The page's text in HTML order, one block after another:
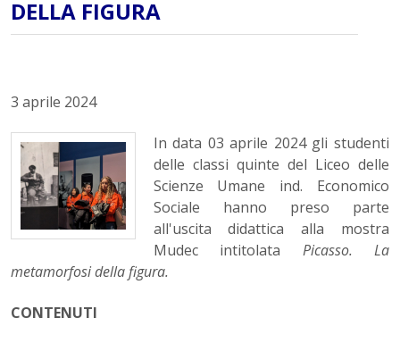
DELLA FIGURA
3 aprile 2024
In data 03 aprile 2024 gli studenti
delle classi quinte del Liceo delle
Scienze Umane ind. Economico
Sociale hanno preso parte
all'uscita didattica alla mostra
Mudec intitolata Picasso. La
metamorfosi della figura.
CONTENUTI